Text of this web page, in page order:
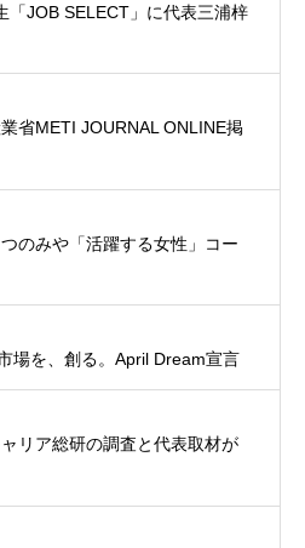
「JOB SELECT」に代表三浦梓
省METI JOURNAL ONLINE掲
のみや「活躍する女性」コー
場を、創る。April Dream宣言
リア総研の調査と代表取材が